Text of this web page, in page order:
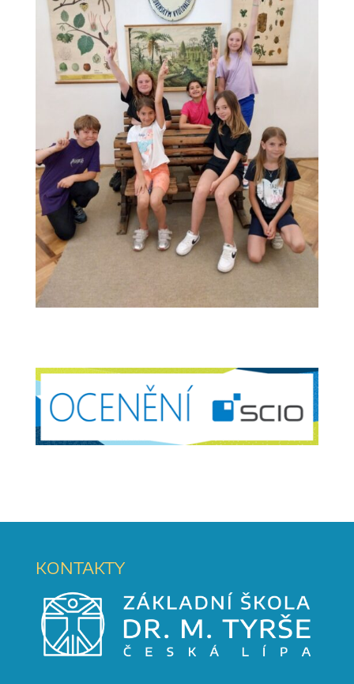
KONTAKTY